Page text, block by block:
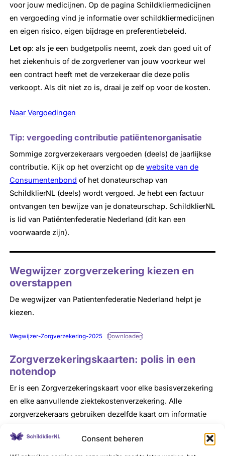
Consent beheren
voor jouw medicijnen. Op de pagina Schildkliermedicijnen
en vergoeding vind je informatie over schildkliermedicijnen
en eigen risico,eigen bijdrage en preferentiebeleid.
Let op: als je een budgetpolis neemt, zoek dan goed uit of
het ziekenhuis of de zorgverlener van jouw voorkeur wel
een contract heeft met de verzekeraar die deze polis
verkoopt. Als dit niet zo is, draai je zelf op voor de kosten.
Naar Vergoedingen
Tip: vergoeding contributie patiëntenorganisatie
Sommige zorgverzekeraars vergoeden (deels) de jaarlijkse
contributie. Kijk op het overzicht op dewebsite van de
Consumentenbond of het donateurschap van
SchildklierNL (deels) wordt vergoed. Je hebt een factuur
ontvangen ten bewijze van je donateurschap. SchildklierNL
is lid van Patiëntenfederatie Nederland (dit kan een
voorwaarde zijn).
Wegwijzer zorgverzekering kiezen en
overstappen
De wegwijzer van Patientenfederatie Nederland helpt je
kiezen.
Wegwijzer-Zorgverzekering-2025 Downloaden
Zorgverzekeringskaarten: polis in een
notendop
Er is een Zorgverzekeringskaart voor elke basisverzekering
en elke aanvullende ziektekostenverzekering. Alle
zorgverzekeraars gebruiken dezelfde kaart om informatie
zo beknopt, begrijpelijk en vergelijkbaar mogelijk over te
brengen. Je kunt de Zorgverzekeringskaarten gebruiken als